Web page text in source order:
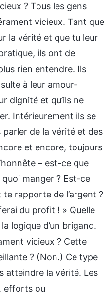
? Tous les gens
vicieux. Tant que
la vérité et que tu leur
ils ont de
rien entendre. Ils
à leur amour-
dignité et qu’ils ne
Intérieurement ils se
de la vérité et des
et encore, toujours
– est-ce que
manger ? Est-ce
rapporte de l’argent ?
du profit ! » Quelle
logique d’un brigand.
vicieux ? Cette
? (Non.) Ce type
atteindre la vérité. Les
efforts ou